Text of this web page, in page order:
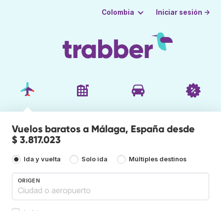
Colombia Iniciar sesión →
Vuelos baratos a Málaga, España desde
$ 3.817.023
Ida y vuelta Solo ida Múltiples destinos
ORIGEN